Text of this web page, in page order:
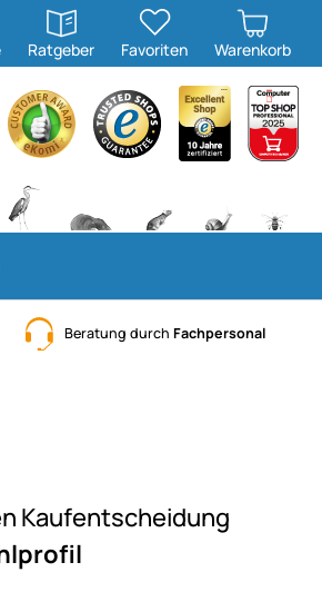
Ratgeber
öffnen
Favoriten Warenkorb
Beratung durch Fachpersonal
Kaufentscheidung